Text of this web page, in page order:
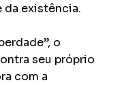
existência.
o
seu próprio
com a